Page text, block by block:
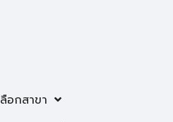
ลือกสาขา